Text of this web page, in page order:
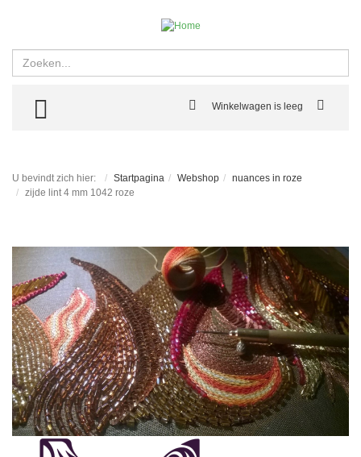
TOGGLE MENUWinkelwagen is leeg
U bevindt zich hier: Startpagina Webshop
nuances in roze
zijde lint 4 mm 1042 roze